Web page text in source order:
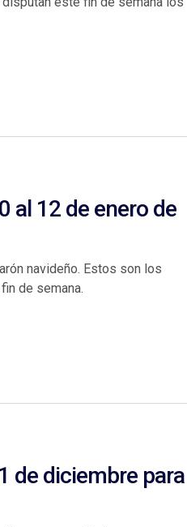
al 12 de enero de
navideño. Estos son los
de semana.
de diciembre para